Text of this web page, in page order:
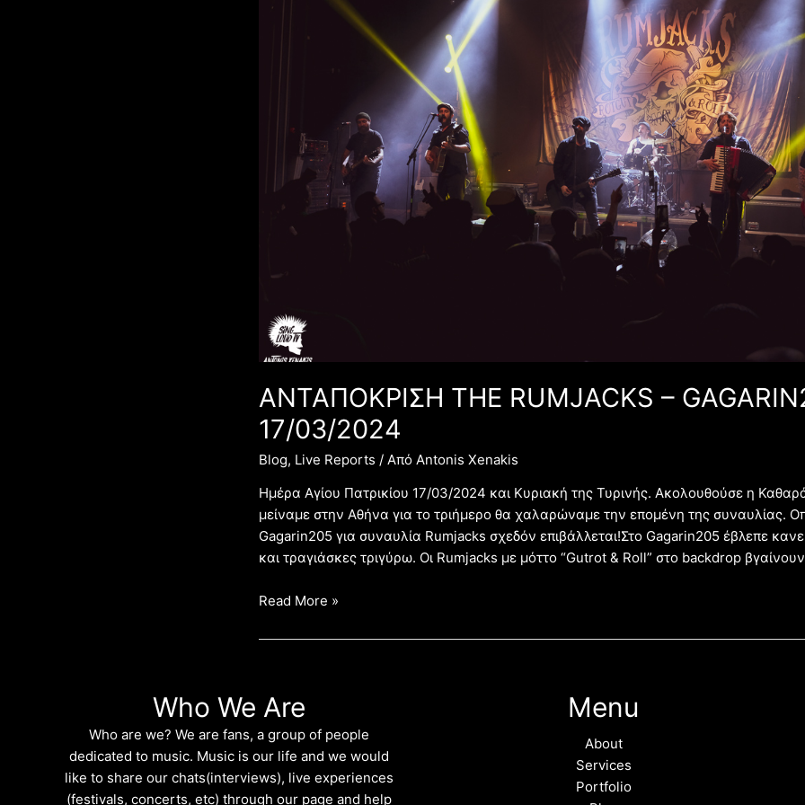
ΑΝΤΑΠΟΚΡΙΣΗ THE RUMJACKS –
17/03/2024
Blog, Live Reports / Από Antonis Xenakis
Ημέρα Αγίου Πατρικίου 17/03/2024 και Κυριακή της Τυρινής. Ακολουθούσε η
μείναμε στην Αθήνα για το τριήμερο θα χαλαρώναμε την επομένη της συναυλίας.
Gagarin205 για συναυλία Rumjacks σχεδόν επιβάλλεται!Στο Gagarin205 έβλεπε
και τραγιάσκες τριγύρω. Οι Rumjacks με μόττο “Gutrot & Roll” στο backdrop
Read More »
Who We Are
Who are we? We are fans, a group of people
dedicated to music. Music is our life and we would
like to share our chats(interviews), live experiences
(festivals, concerts, etc) through our page and help
Menu
About
Services
Portfolio